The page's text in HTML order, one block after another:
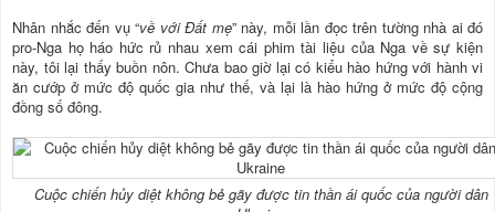
Nhân nhắc đến vụ “về với Đất mẹ” này, mỗi lần đọc trên tường nhà ai đó
pro-Nga họ háo hức rủ nhau xem cái phim tài liệu của Nga về sự kiện
này, tôi lại thấy buồn nôn. Chưa bao giờ lại có kiểu hào hứng với hành vi
ăn cướp ở mức độ quốc gia như thế, và lại là hào hứng ở mức độ cộng
đồng số đông.
Cuộc chiến hủy diệt không bẻ gãy được tin thần ái quốc của người dân